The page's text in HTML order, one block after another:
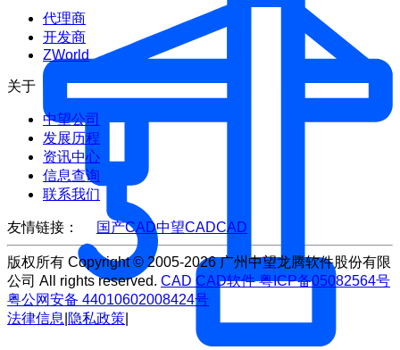
代理商
开发商
ZWorld
关于
中望公司
发展历程
资讯中心
信息查询
联系我们
友情链接： 国产CAD中望CADCAD
版权所有 Copyright © 2005-2026 广州中望龙腾软件股份有限
公司 All rights reserved. CAD CAD软件粤ICP备05082564号
粤公网安备 44010602008424号
法律信息 隐私政策